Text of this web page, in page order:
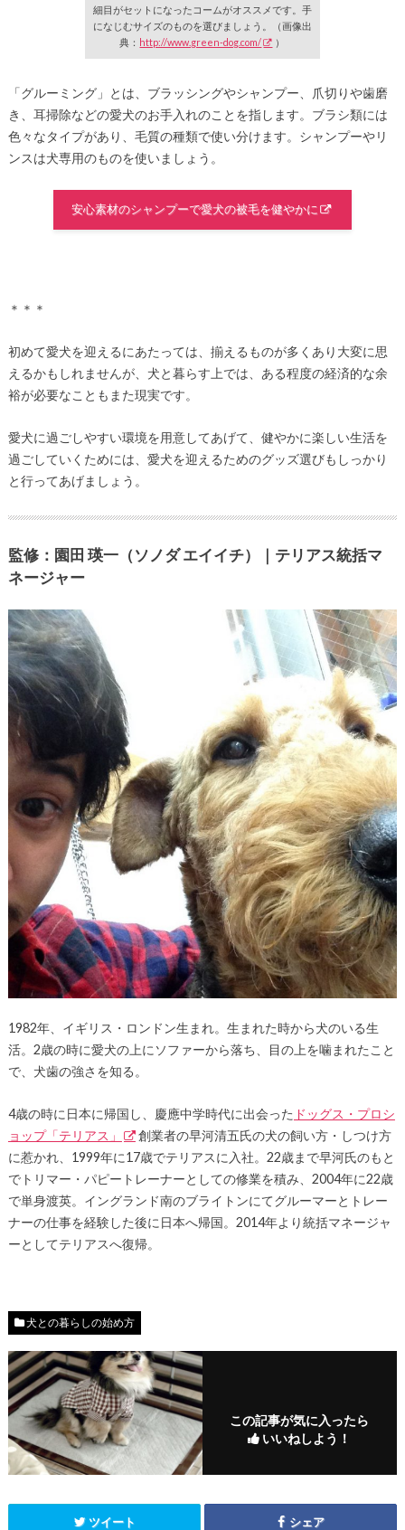
細目がセットになったコームがオススメです。手
になじむサイズのものを選びましょう。（画像出
典： http://www.green-dog.com/ ）
「グルーミング」とは、ブラッシングやシャンプー、爪切りや歯磨
き、耳掃除などの愛犬のお手入れのことを指します。ブラシ類には
色々なタイプがあり、毛質の種類で使い分けます。シャンプーやリ
ンスは犬専用のものを使いましょう。
安心素材のシャンプーで愛犬の被毛を健やかに
＊＊＊
初めて愛犬を迎えるにあたっては、揃えるものが多くあり大変に思
えるかもしれませんが、犬と暮らす上では、ある程度の経済的な余
裕が必要なこともまた現実です。
愛犬に過ごしやすい環境を用意してあげて、健やかに楽しい生活を
過ごしていくためには、愛犬を迎えるためのグッズ選びもしっかり
と行ってあげましょう。
監修：園田 瑛一（ソノダ エイイチ）｜テリアス統括マ
ネージャー
1982年、イギリス・ロンドン生まれ。生まれた時から犬のいる生
活。2歳の時に愛犬の上にソファーから落ち、目の上を噛まれたこと
で、犬歯の強さを知る。
4歳の時に日本に帰国し、慶應中学時代に出会った ドッグス・プロシ
ョップ「テリアス」
創業者の早河清五氏の犬の飼い方・しつけ方
に惹かれ、1999年に17歳でテリアスに入社。22歳まで早河氏のもと
でトリマー・パピートレーナーとしての修業を積み、2004年に22歳
で単身渡英。イングランド南のブライトンにてグルーマーとトレー
ナーの仕事を経験した後に日本へ帰国。2014年より統括マネージャ
ーとしてテリアスへ復帰。
犬との暮らしの始め方
この記事が気に入ったら
いいねしよう！
ツイート シェア